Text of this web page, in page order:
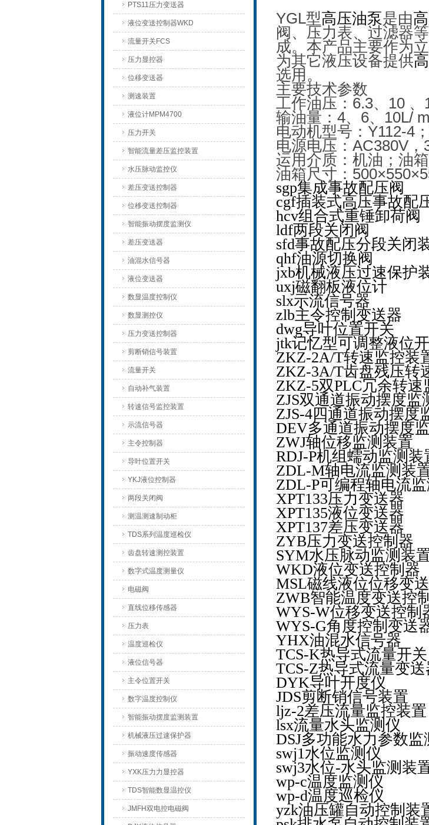
PTS11压力变送器
液位变送控制器WKD
流量开关FCS
压力显控器
位移变送器
测速装置
液位计MPM4700
压力开关
智能流量差压监控装置
水压脉动监控仪
差压变送控制器
位移变送控制器
智能振动摆度监测仪
差压变送器
油混水信号器
液位变送器
数显温度控制仪
数显测控仪
压力变送控制器
剪断销信号装置
流量开关
自动补气装置
转速信号监控装置
示流信号器
主令控制器
导叶位置开关
YKJ液位控制器
两段关闭阀
测温测速制动柜
TDS系列温度巡检仪
齿盘转速测控装置
数字式温度测量仪
电磁阀
直线位移传感器
压力表
温度巡检仪
液位信号器
主令位置开关
数字温度控制仪
智能振动摆度监测装置
机械液压过速保护器
振动速度传感器
YXK压力力显控器
TDS智能数显温控仪
JMFH双电控电磁阀
YGL型高压油泵是由
阀、压力表、过滤器
成。本产品主要作为
为其它液压设备提供
选用。
主要技术参数
工作油压：6.3、10 、
输油量：4、6、10L/
电动机型号：Y112-4
电源电压：AC380V，
运用介质：机油；油
油箱尺寸：
sgp集成事故配压阀
cgf插装式高压事故配
hcv组合式重锤卸荷阀
ldf两段关闭阀
sfd事故配压分段关闭
qhf油源切换阀
jxb机械液压过速保护
uxj磁翻板液位计
slx示流信号器
zlb主令控制变送器
dwg导叶位置开关
jtk记忆型可调整液位
ZKZ-2A/T转速监控装
ZKZ-3A/T齿盘残压转
ZKZ-5双PLC冗余转速
ZJS双通道振动摆度监
ZJS-4四通道振动摆度
DEV多通道振动摆度
ZWJ轴位移监测装置
RDJ-P机组蠕动监测装
ZDL-M轴电流监测装
ZDL-P可编程轴电流
XPT133压力变送器
XPT135液位变送器
XPT137差压变送器
ZYB压力变送控制器
SYM水压脉动监测装
WKD液位变送控制器
MSL磁线液位位移变
ZWB智能温度变送控
WYS-W位移变送控制
WYS-G角度控制变送
YHX油混水信号器
TCS-K热导式流量开关
TCS-Z热导式流量变送
DYK导叶开度仪
JDS剪断销信号装置
ljz-2差压流量监控装置
lsx流量水头监测仪
DSJ多功能水力参数监
swj1水位监测仪
swj3水位-水头监测装
wp-c温度监测仪
wp-d温度巡检仪
yzk油压罐自动控制装